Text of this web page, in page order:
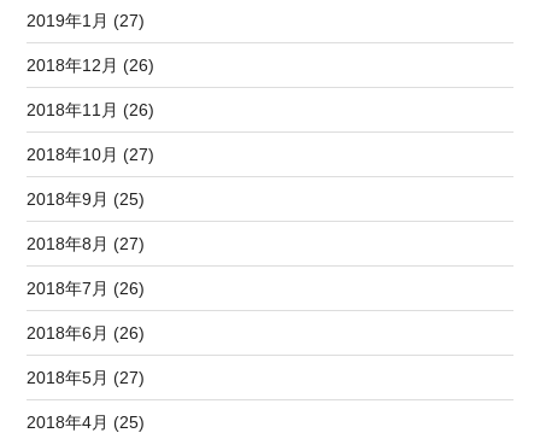
2019年1月 (27)
2018年12月 (26)
2018年11月 (26)
2018年10月 (27)
2018年9月 (25)
2018年8月 (27)
2018年7月 (26)
2018年6月 (26)
2018年5月 (27)
2018年4月 (25)